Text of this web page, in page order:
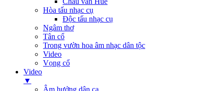
Hòa tấu nhạc cụ
Độc tấu nhạc cụ
Ngâm thơ
Tân cổ
Trong vườn hoa âm nhạc dân tộc
Video
Vọng cổ
Video
▼
Âm hưởng dân ca